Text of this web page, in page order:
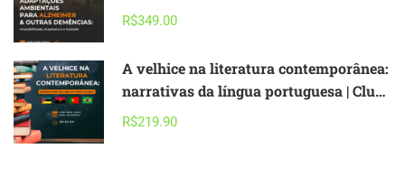
Demências – acessibilidade,
R$349.00
A velhice na literatura contemporânea:
narrativas da língua portuguesa | Clube
de Leitura
R$219.90